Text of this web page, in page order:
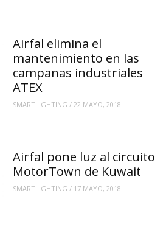
Airfal elimina el
mantenimiento en las
campanas industriales
ATEX
SMARTLIGHTING / 22 MAYO, 2018
Airfal pone luz al circuito
MotorTown de Kuwait
SMARTLIGHTING / 17 MAYO, 2018